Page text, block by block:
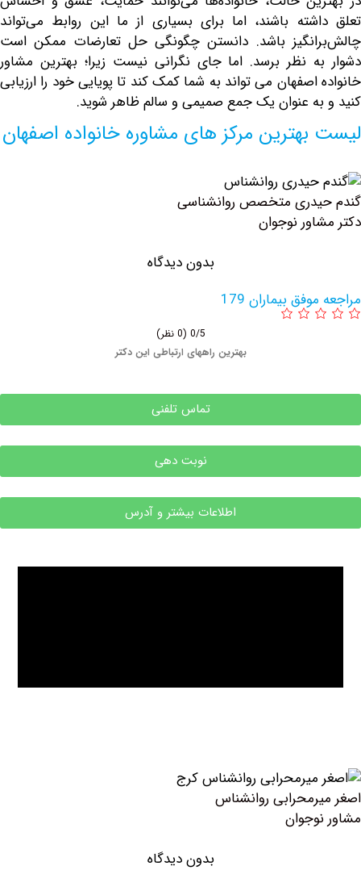
باشند، اما برای بسیاری از ما این روابط می‌تواند
باشد. دانستن چگونگی حل تعارضات ممکن است
نظر برسد. اما جای نگرانی نیست زیرا؛بهترین مشاور
اصفهان می تواند به شما کمک کند تا پویایی خود را ارزیابی
عنوان یک جمع صمیمی و سالم ظاهر شوید.
مرکز های مشاوره خانواده اصفهان
متخصص روانشناسی
نوجوان
بدون دیدگاه
بیماران 179
بهترین راههای ارتباطی این دکتر
تماس تلفنی
نوبت دهی
اطلاعات بیشتر و آدرس
روانشناس
بدون دیدگاه